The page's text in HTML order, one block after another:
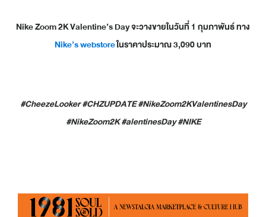
Nike Zoom 2K Valentine’s Dayจะวางขายในวันที่1 กุมภาพันธ์ทาง
Nike’s webstoreในราคาประมาณ3,090บาท
#CheezeLooker #CHZUPDATE #NikeZoom2KValentinesDay
#NikeZoom2K #alentinesDay #NIKE